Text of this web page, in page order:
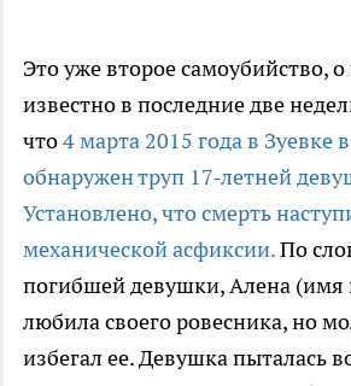
Это уже второе самоубийство,
известно в последние две
что4 марта 2015 года в Зуевке
обнаружен труп 17-летней
Установлено, что смерть
механической асфиксии.По
погибшей девушки, Алена (имя
любила своего ровесника, но
избегал ее. Девушка пыталась